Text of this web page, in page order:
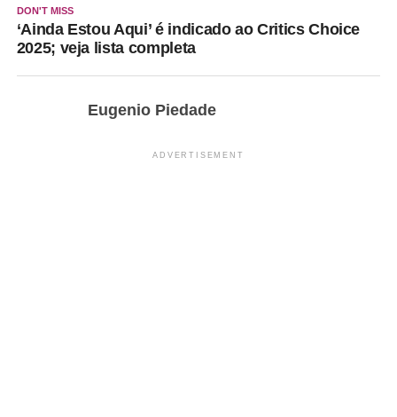
DON'T MISS
‘Ainda Estou Aqui’ é indicado ao Critics Choice
2025; veja lista completa
Eugenio Piedade
ADVERTISEMENT